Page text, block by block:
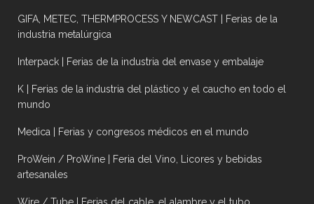
GIFA, METEC, THERMPROCESS Y NEWCAST | Ferias de la
industria metalúrgica
Interpack | Ferias de la industria del envase y embalaje
K | Ferias de la industria del plástico y el caucho en todo el
mundo
Medica | Ferias y congresos médicos en el mundo
ProWein / ProWine | Feria del Vino, Licores y bebidas
artesanales